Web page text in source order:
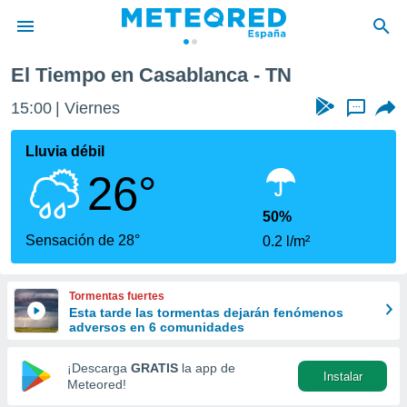
de
por
se
calidad.
a este
las
y
forma
digital
basada
El Tiempo en Casablanca - TN
15:00 Viernes ...
Lluvia débil
26°
Sensación de 28°
50%
0.2 l/m²
Tormentas fuertes
Esta tarde las tormentas dejarán fenómenos
adversos en 6 comunidades
¡Descarga GRATIS la app de
Meteored!
Instalar